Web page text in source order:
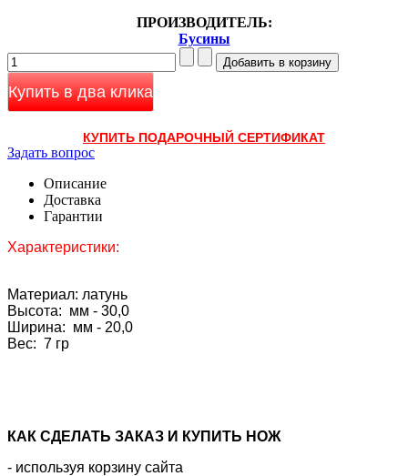
ПРОИЗВОДИТЕЛЬ:
Бусины
Купить в два клика
КУПИТЬ ПОДАРОЧНЫЙ СЕРТИФИКАТ
Задать вопрос
Описание
Доставка
Гарантии
Характеристики:
Материал: латунь
Высота: мм - 30,0
Ширина: мм - 20,0
Вес: 7 гр
КАК CДЕЛАТЬ ЗАКАЗ И КУПИТЬ НОЖ
- используя корзину сайта